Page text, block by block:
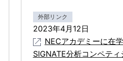
外部リンク
2023年4月12日
NECアカデミーに在学
SIGNATE分析コンペティ